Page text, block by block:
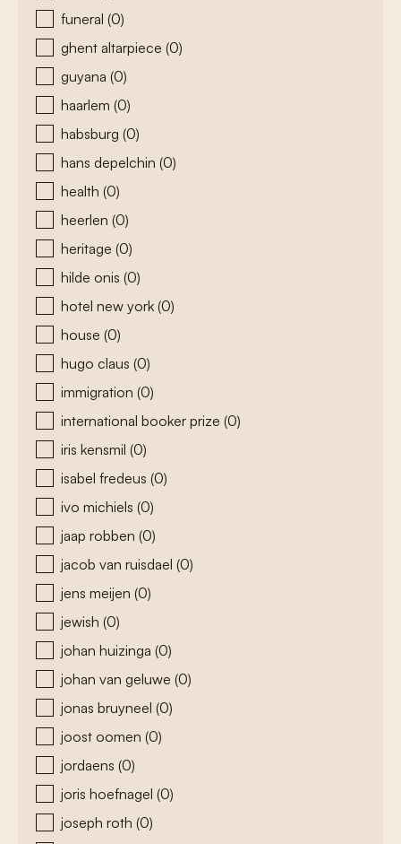
funeral (0)
ghent altarpiece (0)
guyana (0)
haarlem (0)
habsburg (0)
hans depelchin (0)
health (0)
heerlen (0)
heritage (0)
hilde onis (0)
hotel new york (0)
house (0)
hugo claus (0)
immigration (0)
international booker prize (0)
iris kensmil (0)
isabel fredeus (0)
ivo michiels (0)
jaap robben (0)
jacob van ruisdael (0)
jens meijen (0)
jewish (0)
johan huizinga (0)
johan van geluwe (0)
jonas bruyneel (0)
joost oomen (0)
jordaens (0)
joris hoefnagel (0)
joseph roth (0)